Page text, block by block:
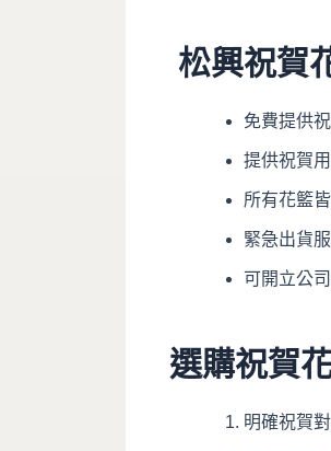
松興祝賀
免費提供
提供祝賀
所有花籃
緊急出貨
可開立公
選購祝賀
明確祝賀